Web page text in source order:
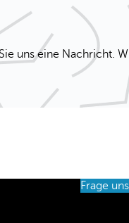
uns eine Nachricht.
Frage uns